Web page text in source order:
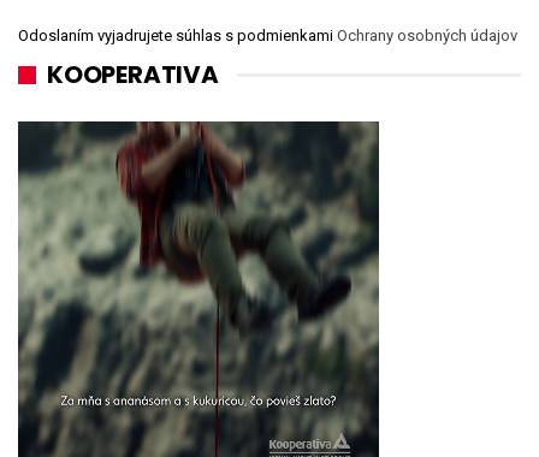
Odoslaním vyjadrujete súhlas s podmienkami Ochrany osobných údajov
KOOPERATIVA